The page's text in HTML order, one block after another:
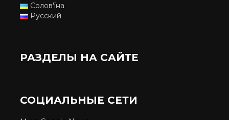
Солов'їна
Русский
РАЗДЕЛЫ НА САЙТЕ
СОЦИАЛЬНЫЕ СЕТИ